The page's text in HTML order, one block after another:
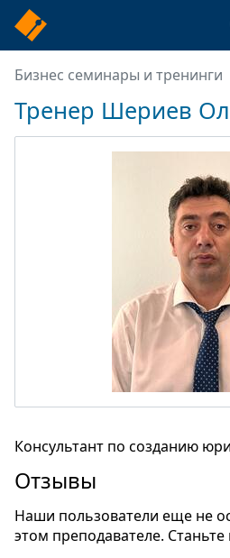
Бизнес семинары и тренинги
Тренер Шериев
Консультант по созданию
Отзывы
Наши пользователи еще не
этом преподавателе.